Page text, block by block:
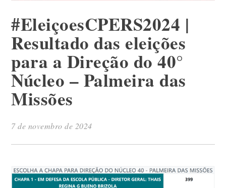
#EleiçoesCPERS2024 |
Resultado das eleições
para a Direção do 40°
Núcleo – Palmeira das
Missões
7 de novembro de 2024